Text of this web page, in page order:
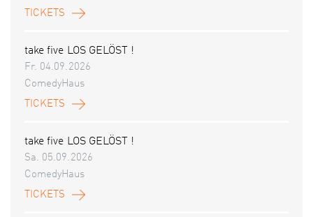
TICKETS
take five LOS GELÖST !
Fr. 04.09.2026
ComedyHaus
TICKETS
take five LOS GELÖST !
Sa. 05.09.2026
ComedyHaus
TICKETS